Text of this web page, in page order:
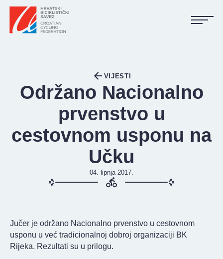
KONTAKT
VIJESTI
Održano Nacionalno
prvenstvo u
cestovnom usponu na
Učku
04. lipnja 2017.
Jučer je održano Nacionalno prvenstvo u cestovnom
usponu u već tradicionalnoj dobroj organizaciji BK
Rijeka. Rezultati su u prilogu.